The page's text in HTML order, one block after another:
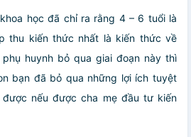
học đã chỉ ra rằng 4 – 6 tuổi là
thu kiến thức nhất là kiến thức về
huynh bỏ qua giai đoạn này thì
bạn đã bỏ qua những lợi ích tuyệt
nếu được cha mẹ đầu tư kiến